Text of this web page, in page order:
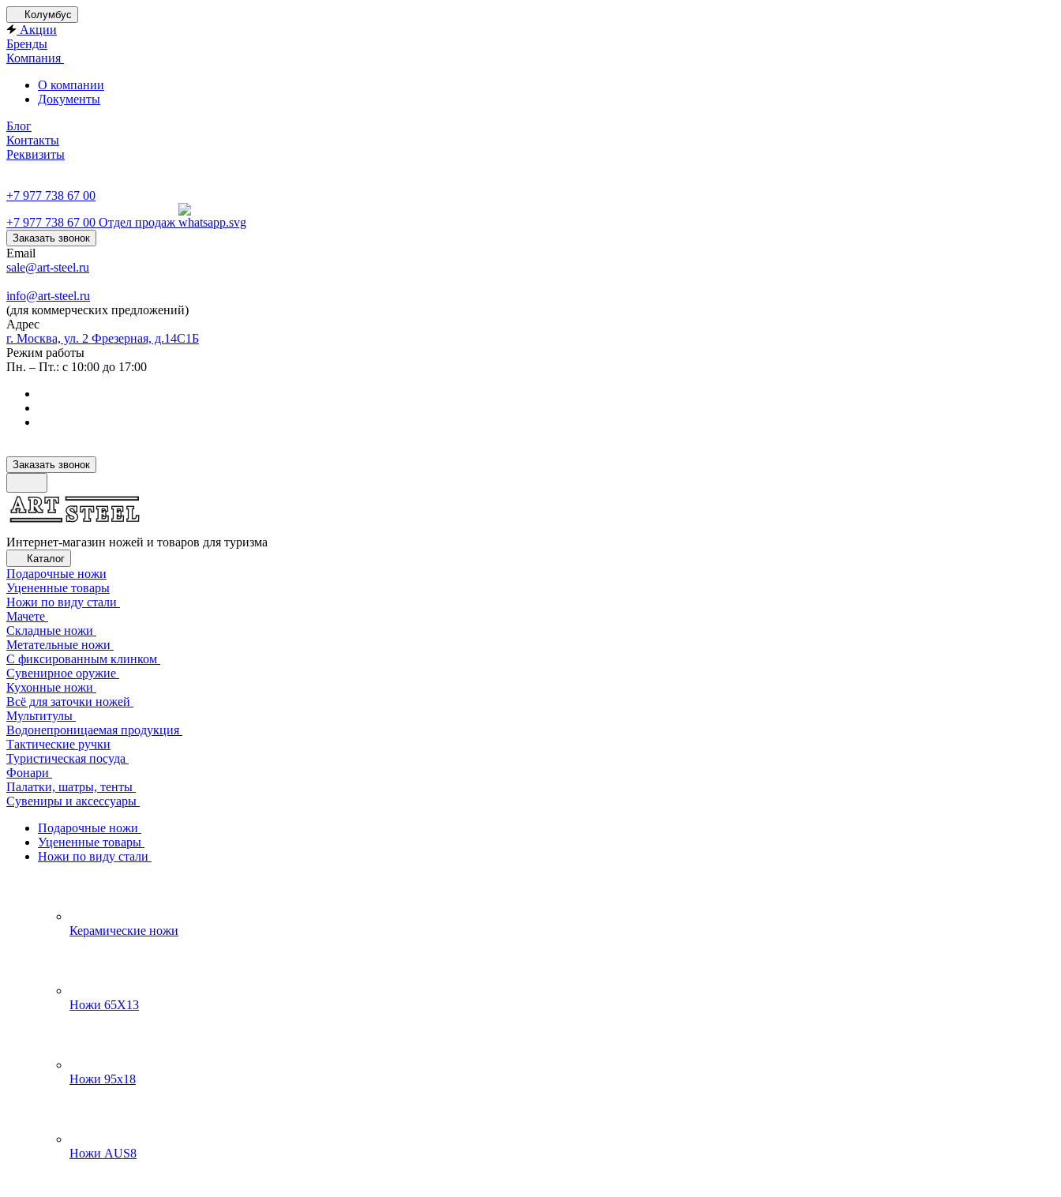
Колумбус
Акции
Бренды
Компания
О компании
Документы
Блог
Контакты
Реквизиты
+7 977 738 67 00
+7 977 738 67 00 Отдел продаж
Заказать звонок
Email
sale@art-steel.ru
info@art-steel.ru
(для коммерческих предложений)
Адрес
г. Москва, ул. 2 Фрезерная, д.14С1Б
Режим работы
Пн. – Пт.: с 10:00 до 17:00
Заказать звонок
Интернет-магазин ножей и товаров для туризма
Каталог
Подарочные ножи
Уцененные товары
Ножи по виду стали
Мачете
Складные ножи
Метательные ножи
С фиксированным клинком
Сувенирное оружие
Кухонные ножи
Всё для заточки ножей
Мультитулы
Водонепроницаемая продукция
Тактические ручки
Туристическая посуда
Фонари
Палатки, шатры, тенты
Сувениры и аксессуары
Подарочные ножи
Уцененные товары
Ножи по виду стали
Керамические ножи
Ножи 65Х13
Ножи 95х18
Ножи AUS8